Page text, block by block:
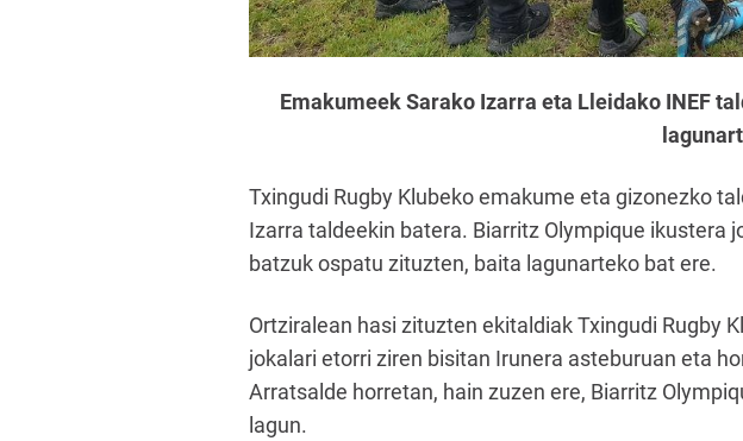
Emakumeek Sarako Izarra eta Lleidako INEF
Txingudi Rugby Klubeko emakume eta gizonezko
Izarra taldeekin batera. Biarritz Olympique ikustera
batzuk ospatu zituzten, baita lagunarteko bat ere.
Ortziralean hasi zituzten ekitaldiak Txingudi Rugby
jokalari etorri ziren bisitan Irunera asteburuan eta
Arratsalde horretan, hain zuzen ere, Biarritz
lagun.